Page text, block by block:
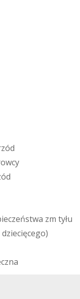
zód
owcy
ód
ieczeństwa zm tyłu
dziecięcego)
czna